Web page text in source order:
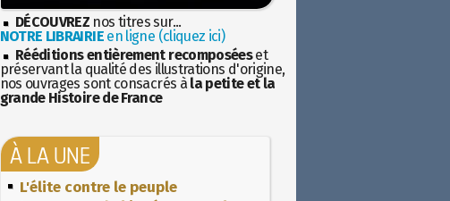
DÉCOUVREZ nos titres sur...
NOTRE LIBRAIRIEen ligne (cliquez ici)
Rééditions entièrement recomposéeset
préservant la qualité des illustrations d'origine,
nos ouvrages sont consacrés à la petite et la
grande Histoire de France
À LA UNE
L'élite contre le peuple